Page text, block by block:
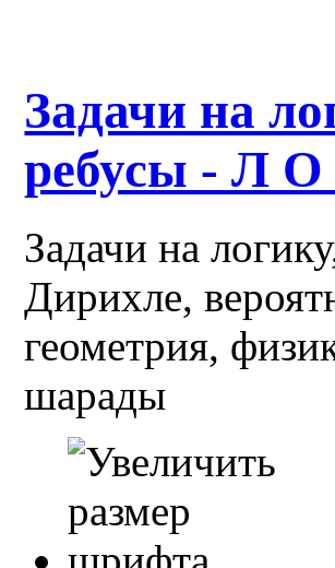
Задачи на
ребусы - Л
Задачи на
Дирихле,
геометрия,
шарады